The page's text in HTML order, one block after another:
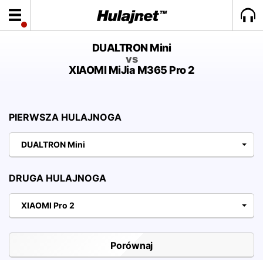
DUALTRON Mini
vs
XIAOMI MiJia M365 Pro 2
PIERWSZA HULAJNOGA
DUALTRON Mini
DRUGA HULAJNOGA
XIAOMI Pro 2